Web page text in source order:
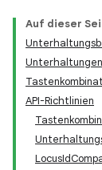
Auf dieser
Unterhaltungen
API-Richtlinien